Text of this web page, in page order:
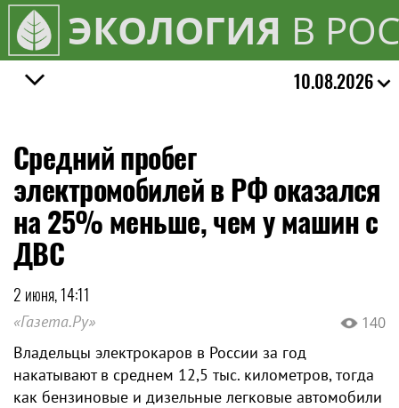
ЭКОЛОГИЯ В
10.08.2026
Средний пробег
электромобилей в РФ оказался
на 25% меньше, чем у машин с
ДВС
2 июня, 14:11
«Газета.Ру» 140
Владельцы электрокаров в России за год
накатывают в среднем 12,5 тыс. километров, тогда
как бензиновые и дизельные легковые автомобили